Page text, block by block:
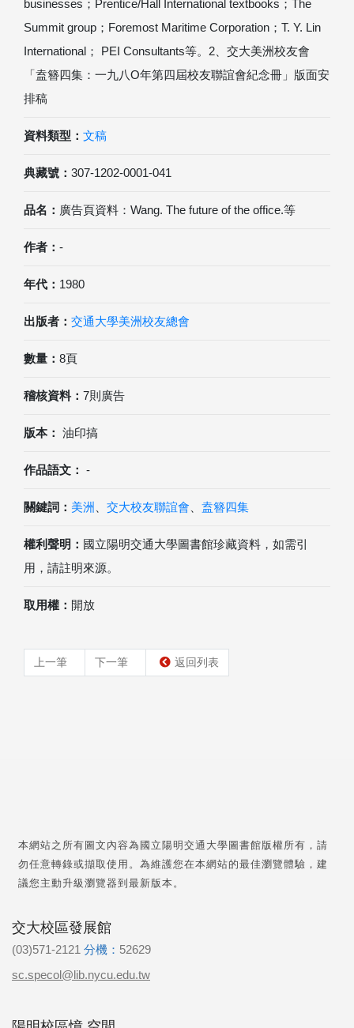
businesses；Prentice/Hall International textbooks；The
Summit group；Foremost Maritime Corporation；T. Y. Lin
International； PEI Consultants等。2、交大美洲校友會
「盍簪四集：一九八O年第四屆校友聯誼會紀念冊」版面安
排稿
資料類型： 文稿
典藏號： 307-1202-0001-041
品名： 廣告頁資料：Wang. The future of the office.等
作者： -
年代： 1980
出版者： 交通大學美洲校友總會
數量： 8頁
稽核資料： 7則廣告
版本： 油印搞
作品語文： -
關鍵詞： 美洲 交大校友聯誼會 盍簪四集
權利聲明： 國立陽明交通大學圖書館珍藏資料，如需引
用，請註明來源。
取用權： 開放
上一筆 下一筆 返回列表
本網站之所有圖文內容為國立陽明交通大學圖書館版權所有，請
勿任意轉錄或擷取使用。為維護您在本網站的最佳瀏覽體驗，建
議您主動升級瀏覽器到最新版本。
交大校區發展館
(03)571-2121 分機： 52629
sc.specol@lib.nycu.edu.tw